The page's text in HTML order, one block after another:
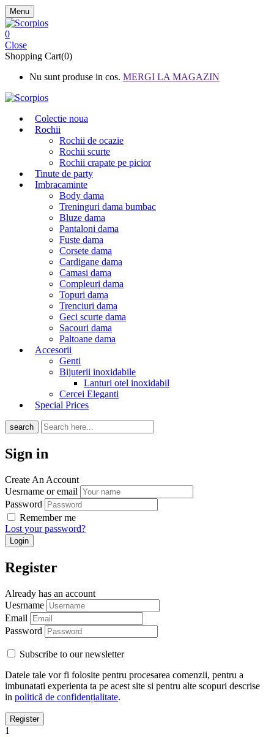
Menu
0
Close
Shopping Cart(0)
Nu sunt produse in cos. MERGI LA MAGAZIN
Colectie noua
Rochii
Rochii de ocazie
Rochii scurte
Rochii crapate pe picior
Tinute de party
Imbracaminte
Body dama
Treninguri dama bumbac
Bluze dama
Pantaloni dama
Fuste dama
Corsete dama
Cardigane dama
Camasi dama
Compleuri dama
Topuri dama
Trenciuri dama
Geci scurte dama
Sacouri dama
Paltoane dama
Accesorii
Genti
Bijuterii inoxidabile
Lanturi otel inoxidabil
Cercei Eleganti
Special Prices
search
Sign in
Create An Account
Uesrname or email
Password
Remember me
Lost your password?
Register
Already has an account
Uesrname
Email
Password
Subscribe to our newsletter
Datele tale vor fi folosite pentru procesarea comenzii, pentru a
imbunatati experienta ta pe acest site si pentru alte scopuri descrise
in politică de confidențialitate.
1